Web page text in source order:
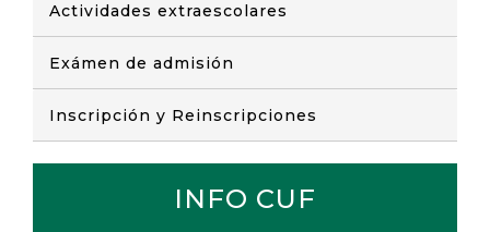
Actividades extraescolares
Exámen de admisión
Inscripción y Reinscripciones
INFO CUF